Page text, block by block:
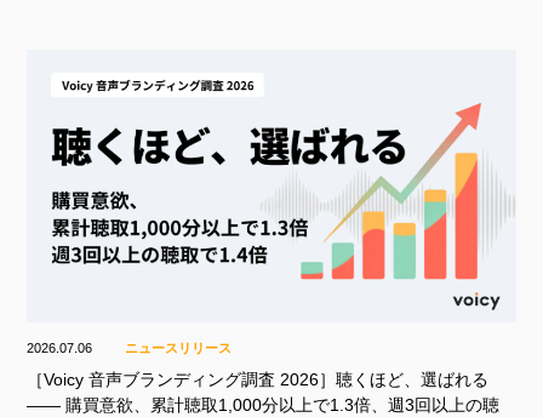
2026.07.06 ニュースリリース
［Voicy 音声ブランディング調査 2026］聴くほど、選ばれる
—— 購買意欲、累計聴取1,000分以上で1.3倍、週3回以上の聴